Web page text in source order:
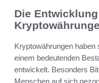
Die
Kryptowährungen
einem bedeutenden
entwickelt. Besonders
Menschen auf sich